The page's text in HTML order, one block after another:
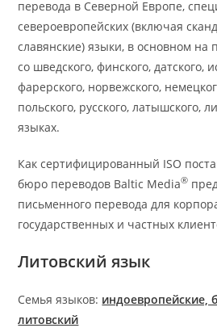
перевода в Северной Европе,
североевропейских (включая
славянские) языки, в основном на
со шведского, финского, датского,
фарерского, норвежского,
польского, русского, латышского,
языках.
Как сертифицированный ISO
бюро переводов Baltic Media®
письменного перевода для
государственных и частных
Литовский язык
Семья языков: индоевропейские,
литовский